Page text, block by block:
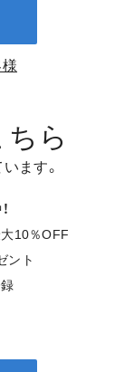
ら
ます。
10％OFF
ント